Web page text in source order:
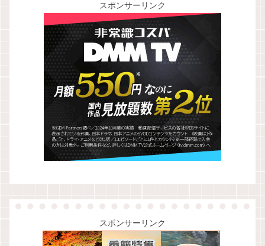
スポンサーリンク
スポンサーリンク